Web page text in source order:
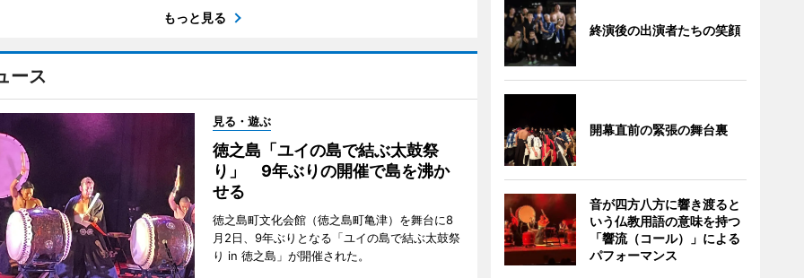
もっと見る
ース
見る・遊ぶ
徳之島「ユイの島で結ぶ太鼓祭
り」 9年ぶりの開催で島を沸か
せる
徳之島町文化会館（徳之島町亀津）を舞台に8
月2日、9年ぶりとなる「ユイの島で結ぶ太鼓祭
り in 徳之島」が開催された。
終演後の出演者たちの笑顔
開幕直前の緊張の舞台裏
音が四方八方に響き渡ると
いう仏教用語の意味を持つ
「響流（コール）」による
パフォーマンス